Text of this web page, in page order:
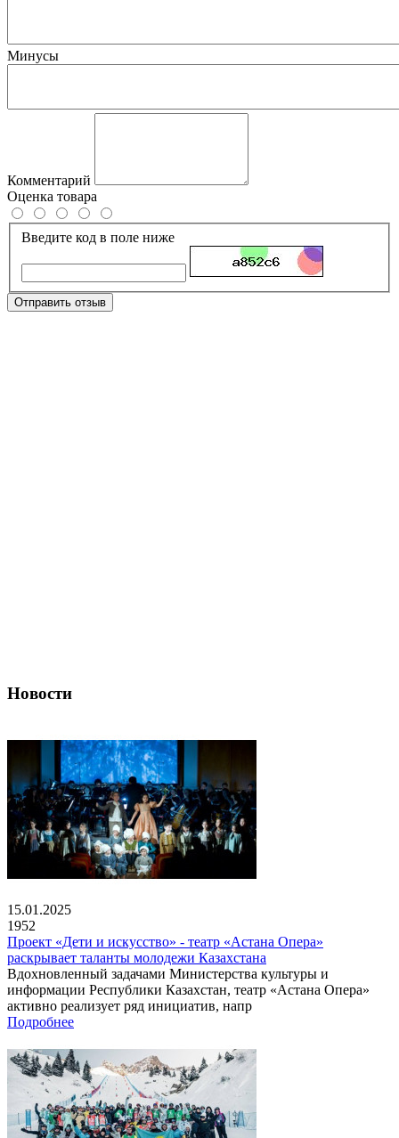
Минусы
Комментарий
Оценка товара
Введите код в поле ниже
Отправить отзыв
Новости
15.01.2025
1952
Проект «Дети и искусство» - театр «Астана Опера»
раскрывает таланты молодежи Казахстана
Вдохновленный задачами Министерства культуры и
информации Республики Казахстан, театр «Астана Опера»
активно реализует ряд инициатив, напр
Подробнее